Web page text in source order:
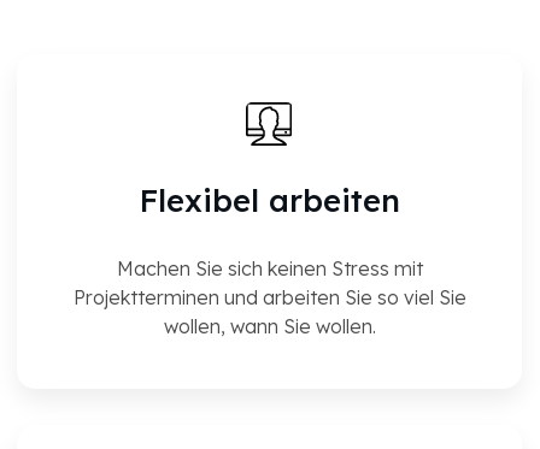
Flexibel arbeiten
Machen Sie sich keinen Stress mit
Projektterminen und arbeiten Sie so viel Sie
wollen, wann Sie wollen.